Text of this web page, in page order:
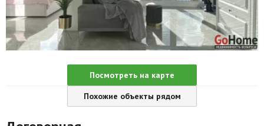
Агентства
Ремонт квартир
Грузовое такси
Способы оплаты
Посмотреть на карте
Похожие объекты рядом